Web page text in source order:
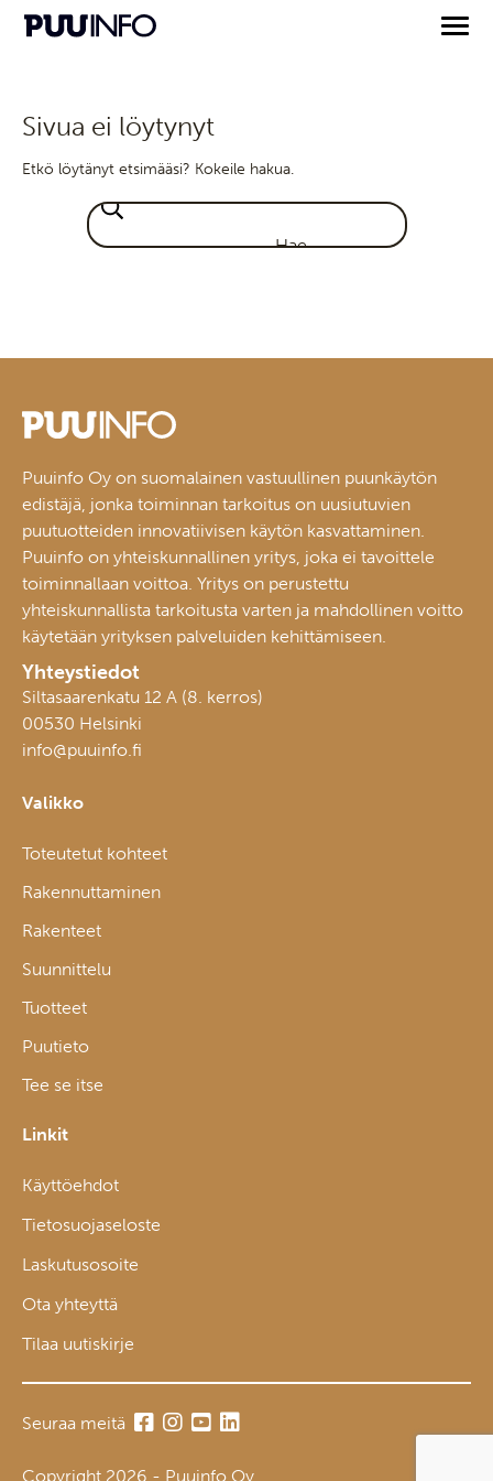
Sivua ei löytynyt
Etkö löytänyt etsimääsi? Kokeile hakua.
Puuinfo Oy on suomalainen vastuullinen puunkäytön
edistäjä, jonka toiminnan tarkoitus on uusiutuvien
puutuotteiden innovatiivisen käytön kasvattaminen.
Puuinfo on yhteiskunnallinen yritys, joka ei tavoittele
toiminnallaan voittoa. Yritys on perustettu
yhteiskunnallista tarkoitusta varten ja mahdollinen voitto
käytetään yrityksen palveluiden kehittämiseen.
Yhteystiedot
Siltasaarenkatu 12 A (8. kerros)
00530 Helsinki
info@puuinfo.fi
Valikko
Toteutetut kohteet
Rakennuttaminen
Rakenteet
Suunnittelu
Tuotteet
Puutieto
Tee se itse
Linkit
Käyttöehdot
Tietosuojaseloste
Laskutusosoite
Ota yhteyttä
Tilaa uutiskirje
Seuraa meitä
Copyright 2026 - Puuinfo Oy